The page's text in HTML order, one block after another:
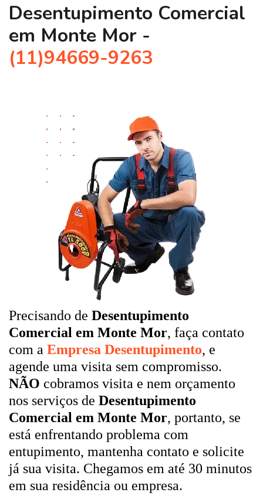
Desentupimento Comercial
em Monte Mor -
(11)94669-9263
Precisando de Desentupimento
Comercial em Monte Mor, faça contato
com a Empresa Desentupimento, e
agende uma visita sem compromisso.
NÃO cobramos visita e nem orçamento
nos serviços de Desentupimento
Comercial em Monte Mor, portanto, se
está enfrentando problema com
entupimento, mantenha contato e solicite
já sua visita. Chegamos em até 30 minutos
em sua residência ou empresa.